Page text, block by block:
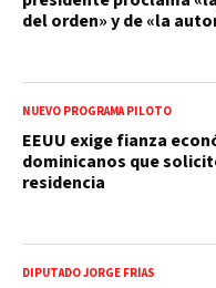
del orden» y de «la
NUEVO PROGRAMA PILOTO
EEUU exige fianza
dominicanos que
residencia
DIPUTADO JORGE FRÍAS